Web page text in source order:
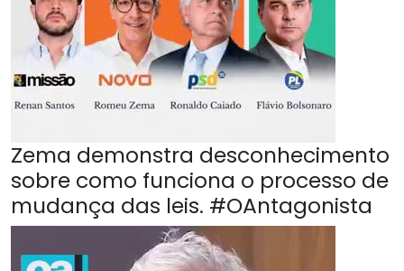
Zema demonstra desconhecimento
sobre como funciona o processo de
mudança das leis. #OAntagonista